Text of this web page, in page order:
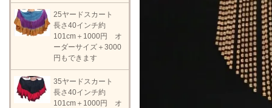
25ヤードスカート
長さ40インチ約
101cm＋1000円 オ
ーダーサイズ＋3000
円もできます
35ヤードスカート
長さ40インチ約
101cm＋1000円 オ